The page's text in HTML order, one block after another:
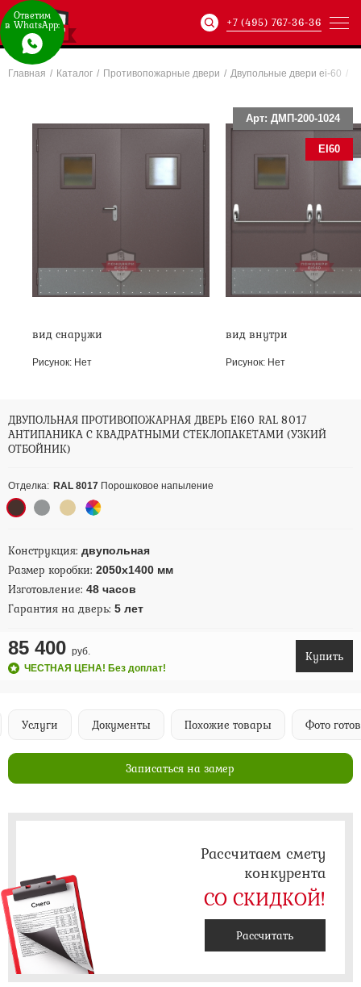
Артикул: ХХХ-xxx-
+7 (495) 767-36-36
Главная / Каталог / Противопожарные двери / Двупольные двери ei-60 /
Арт: ДМП-200-1024
EI60
вид снаружи
Рисунок: Нет
вид внутри
Рисунок: Нет
ДВУПОЛЬНАЯ ПРОТИВОПОЖАРНАЯ ДВЕРЬ EI60 RAL 8017
АНТИПАНИКА С КВАДРАТНЫМИ СТЕКЛОПАКЕТАМИ (УЗКИЙ
ОТБОЙНИК)
Отделка: RAL 8017 Порошковое напыление
Конструкция: двупольная
Размер коробки: 2050х1400 мм
Изготовление: 48 часов
Гарантия на дверь: 5 лет
85 400 руб.
ЧЕСТНАЯ ЦЕНА! Без доплат!
Купить
Услуги Документы Похожие товары Фото
Записаться на замер
Рассчитаем смету
конкурента
СО СКИДКОЙ!
Рассчитать
Ответим
в WhatsApp: